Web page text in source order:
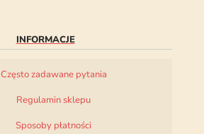
INFORMACJE
Często zadawane pytania
Regulamin sklepu
Sposoby płatności